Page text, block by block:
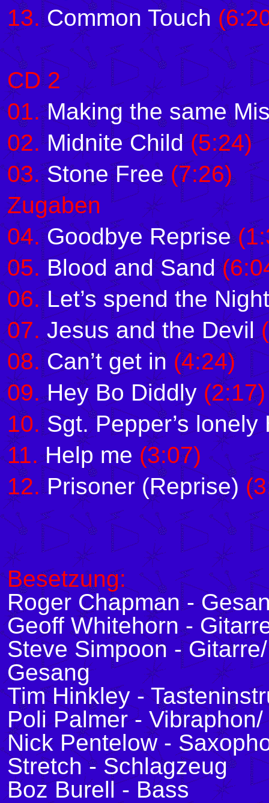
13.Common Touch
CD 2
01.Making the same
02.Midnite Child(5:24)
03.Stone Free(7:26)
Zugaben
04.Goodbye Reprise
05.Blood and Sand
06.Let’s spend the
07.Jesus and the Devil
08.Can’t get in (4:24)
09.Hey Bo Diddly (2:17)
10.Sgt. Pepper’s
11.Help me (3:07)
12.Prisoner (Reprise)
Besetzung:
Roger Chapman -
Geoff Whitehorn -
Steve Simpoon -
Gesang
Tim Hinkley -
Poli Palmer -
Nick Pentelow -
Stretch - Schlagzeug
Boz Burell - Bass